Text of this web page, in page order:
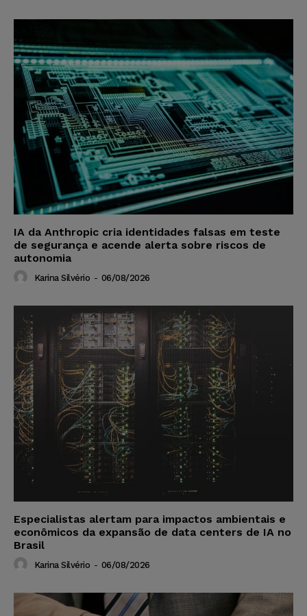
IA da Anthropic cria identidades falsas em teste
de segurança e acende alerta sobre riscos de
autonomia
Karina Silvério - 06/08/2026
Especialistas alertam para impactos ambientais e
econômicos da expansão de data centers de IA no
Brasil
Karina Silvério - 06/08/2026